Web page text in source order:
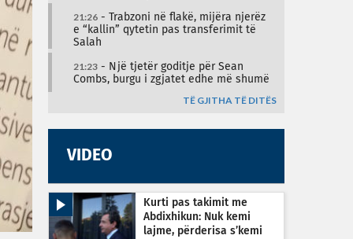
21:26 - Trabzoni në flakë, mijëra njerëz
e “kallin” qytetin pas transferimit të
Salah
21:23 - Një tjetër goditje për Sean
Combs, burgu i zgjatet edhe më shumë
TË GJITHA TË DITËS
VIDEO
Kurti pas takimit me
Abdixhikun: Nuk kemi
lajme, përderisa s’kemi